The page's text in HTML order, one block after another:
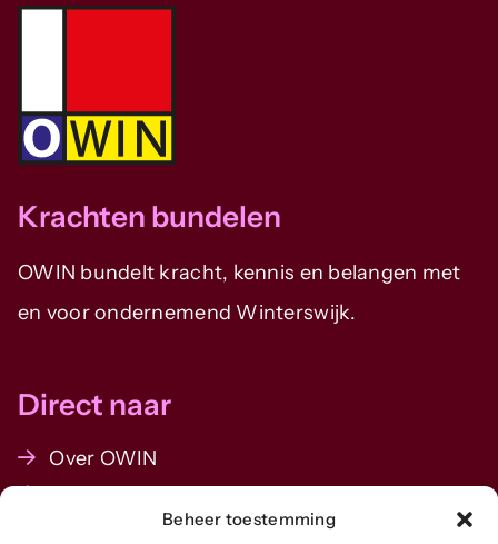
Beheer toestemming
Krachten bundelen
OWIN bundelt kracht, kennis en belangen met
en voor ondernemend Winterswijk.
Direct naar
Over OWIN
Leden